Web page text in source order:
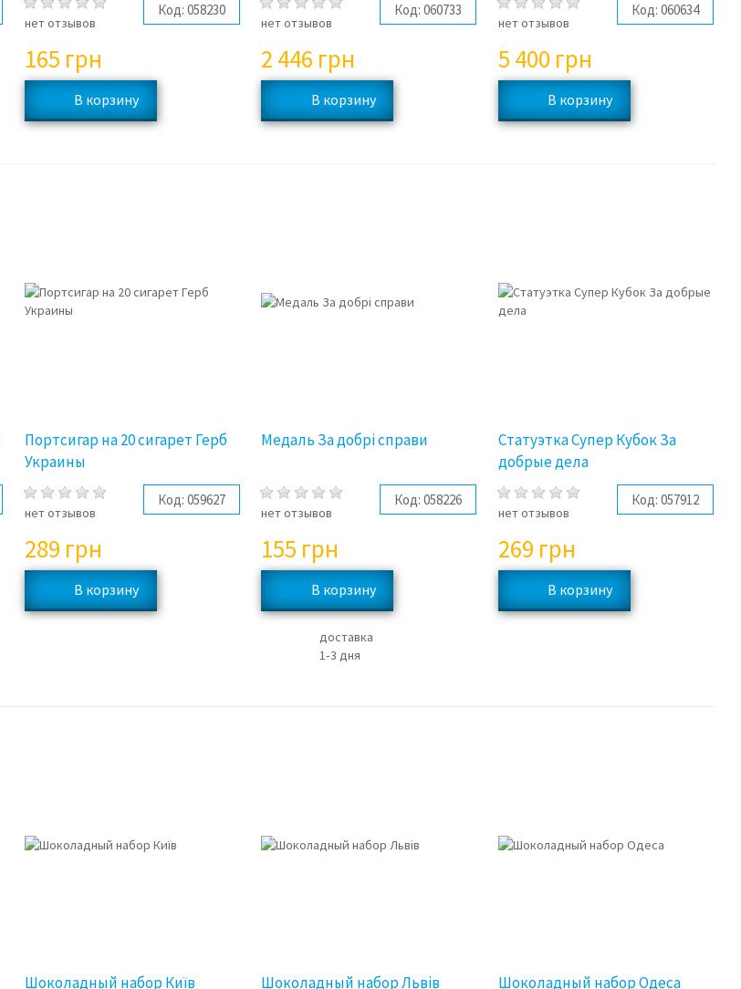
нет отзывов
Код: 058230
165 грн
нет отзывов
Код: 060733
2 446 грн
нет отзывов
Код: 060634
5 400 грн
Портсигар на 20 сигарет Герб
Украины
нет отзывов
Код: 059627
289 грн
Медаль За добрі справи
нет отзывов
Код: 058226
155 грн
доставка
1‑3 дня
Статуэтка Супер Кубок За
добрые дела
нет отзывов
Код: 057912
269 грн
Шоколадный набор Київ Шоколадный набор Львів Шоколадный набор Одеса